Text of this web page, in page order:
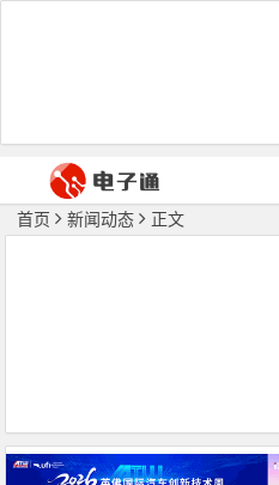
首页 新闻动态 正文